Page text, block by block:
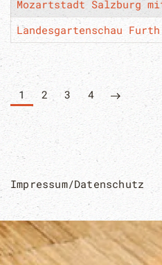
Mozartstadt Salzburg
Landesgartenschau
1 2 3 4
Impressum/Datenschutz